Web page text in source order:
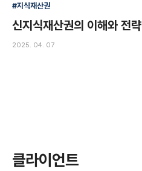
#지식재산권
신지식재산권의 이해와 전략
2025. 04. 07
클라이언트